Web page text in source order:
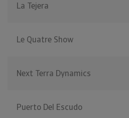
La Tejera
Le Quatre Show
Next Terra Dynamics
Puerto Del Escudo